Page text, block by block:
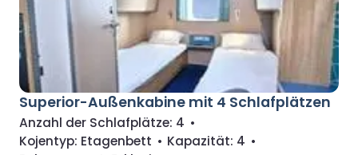
Superior-Außenkabine mit 4 Schlafplätzen
Anzahl der Schlafplätze: 4 •
Kojentyp: Etagenbett • Kapazität: 4 •